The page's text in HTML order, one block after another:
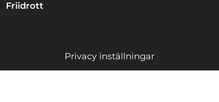
Friidrott
Privacy inställningar